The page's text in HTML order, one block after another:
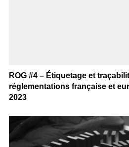
ROG #4 – Étiquetage et
réglementations française et
2023